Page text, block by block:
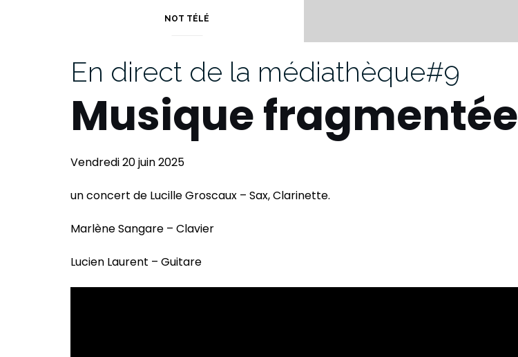
NOT TÉLÉ
En direct de la médiathèque#9
Musique fragmentée
Vendredi 20 juin 2025
un concert de Lucille Groscaux – Sax, Clarinette.
Marlène Sangare – Clavier
Lucien Laurent – Guitare